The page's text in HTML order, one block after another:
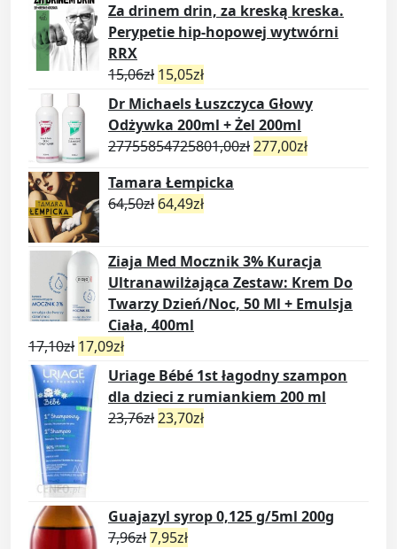
Za drinem drin, za kreską kreska.
Perypetie hip-hopowej wytwórni
RRX
15,06zł 15,05zł
Dr Michaels Łuszczyca Głowy
Odżywka 200ml + Żel 200ml
27755854725801,00zł277,00zł
Tamara Łempicka
64,50zł 64,49zł
Ziaja Med Mocznik 3% Kuracja
Ultranawilżająca Zestaw: Krem Do
Twarzy Dzień/Noc, 50 Ml + Emulsja
Ciała, 400ml
17,10zł 17,09zł
Uriage Bébé 1st łagodny szampon
dla dzieci z rumiankiem 200 ml
23,76zł23,70zł
Guajazyl syrop 0,125 g/5ml 200g
7,96zł7,95zł